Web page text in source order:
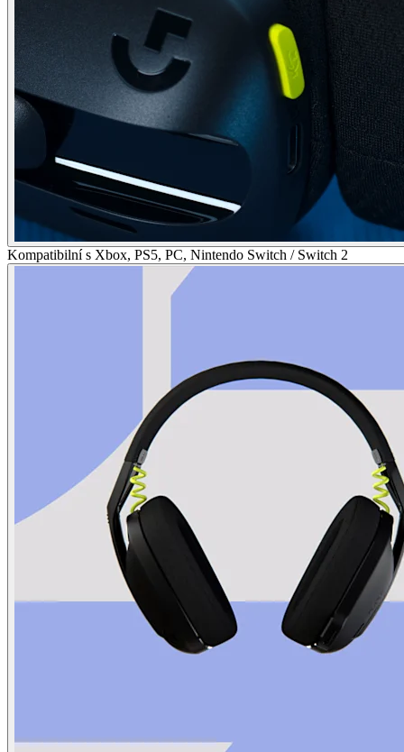
Kompatibilní s Xbox, PS5, PC, Nintendo Switch / Switch 2